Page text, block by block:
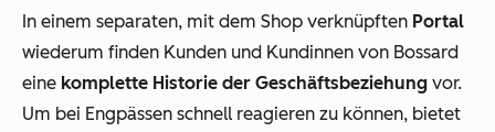
In einem separaten, mit dem Shop verknüpften Portal
wiederum finden Kunden und Kundinnen von Bossard
eine komplette Historie der Geschäftsbeziehung vor.
Um bei Engpässen schnell reagieren zu können, bietet